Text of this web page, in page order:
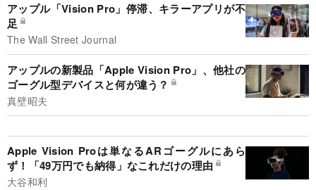
アップル「Vision Pro」停滞、キラーアプリが不
足
The Wall Street Journal
アップルの新製品「Apple Vision Pro」、他社の
ゴーグル型デバイスと何が違う？
真壁昭夫
Apple Vision Proは単なるARゴーグルにあら
ず！「49万円でも納得」なこれだけの理由
大谷和利